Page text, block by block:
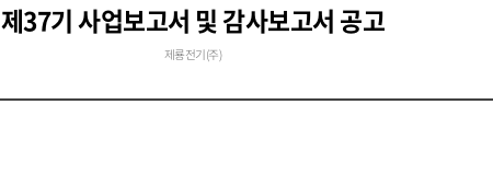
제37기 사업보고서 및 감사보고서 공고
제룡전기(주)